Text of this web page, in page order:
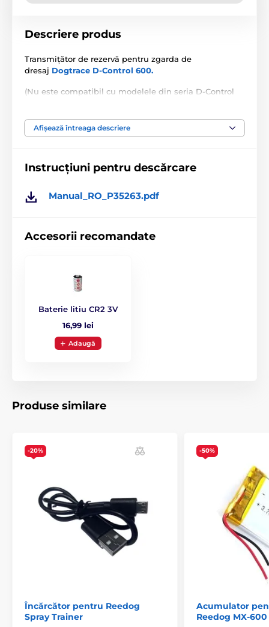
Descriere produs
Transmițător de rezervă pentru zgarda de
dresaj Dogtrace D-Control 600.
(Nu este compatibil cu modelele din seria D-Control
Specificațiile tehnice pot fi modificate fără o notificare
expresă. Imaginile au doar caracter ilustrativ.
Produsul este inclus în categoria
Accesorii, zgărzi pentru antrenament
Afișează întreaga descriere
Instrucțiuni pentru descărcare
Manual_RO_P35263.pdf
Accesorii recomandate
Baterie litiu CR2 3V
16,99 lei
Adaugă
Produse similare
-20%
Încărcător pentru Reedog
Spray Trainer
-50%
Acumulator
Reedog MX-600